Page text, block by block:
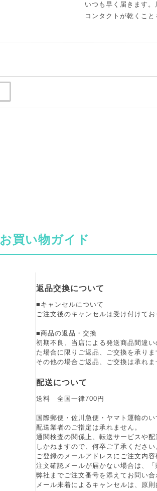
いつも早く届きます
コンタクトが乾くこ
お買い物ガイド
返品交換について
■キャンセルについて
ご注文後のキャンセルは受け付けてお
■商品の返品・交換
初期不良、当店による発送商品間違
た場合に限りご返品、ご交換を承りま
その他の場合ご返品、ご交換は承れま
配送について
送料 全国一律700円
国際郵便・佐川急便・ヤマト運輸のい
配送業者のご指定は承れません。
通関検査の関係上、転送サービスや
しかねますので、何卒ご了承ください
ご登録のメールアドレスにご注文内
注文確認メールが届かない場合は、
弊社までご注文番号を添えてお問い合
メール未着によるキャンセルは、原